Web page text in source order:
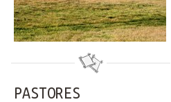
PASTORES